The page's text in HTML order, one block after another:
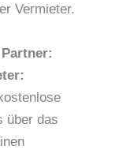
Vermieter.
über das